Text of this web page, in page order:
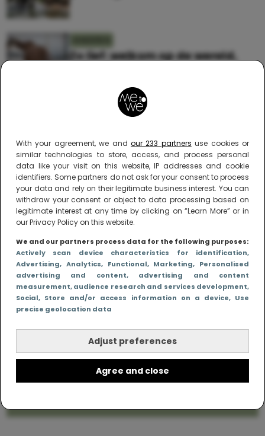
With your agreement, we and our 233 partners use cookies or
similar technologies to store, access, and process personal
data like your visit on this website, IP addresses and cookie
identifiers. Some partners do not ask for your consent to process
your data and rely on their legitimate business interest. You can
withdraw your consent or object to data processing based on
legitimate interest at any time by clicking on “Learn More” or in
our Privacy Policy on this website.
We and our partners process data for the following purposes:
Actively scan device characteristics for identification,
Advertising, Analytics, Functional, Marketing, Personalised
advertising and content, advertising and content
measurement, audience research and services development,
Social, Store and/or access information on a device, Use
precise geolocation data
Adjust preferences
Agree and close
Zo lief: welkom op de wereld,
UIT & VAKANTIE
Artis beginnen weer!
Me to We – online magazine voor ouders met
een leven
Me to We is het tegengeluid op alle zoete verhalen
is om moeder te zijn en blijven genadeloos
realistisch. Altijd met een vette knipoog, maar wel
zonder filter. Gewoon, hoe het leven er aan toe
gaat met en naast een (eenouder)gezin. Dus
gegarandeerd een rommelig huis, schuimbekkende